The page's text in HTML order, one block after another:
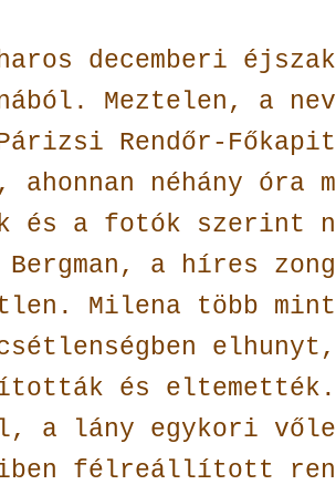
decemberi
Meztelen, a
Rendőr-
néhány óra
és a fotók szerint
a híres
Milena több
és eltemették.
a lány egykori
félreállított